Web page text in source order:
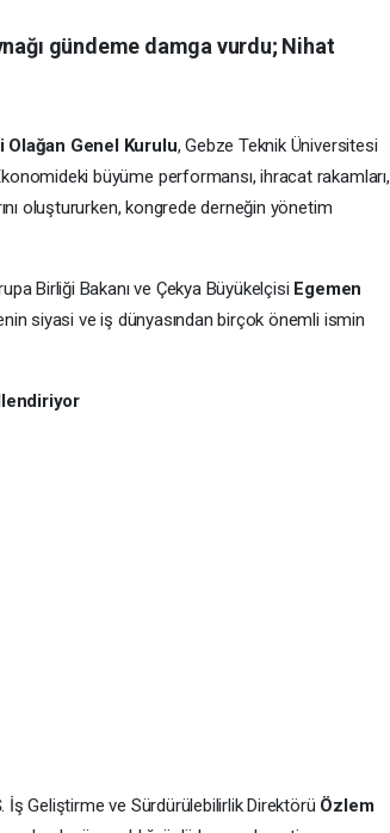
gündeme damga vurdu; Nihat
Olağan Genel Kurulu, Gebze Teknik Üniversitesi
büyüme performansı, ihracat rakamları,
oluştururken, kongrede derneğin yönetim
Birliği Bakanı ve Çekya Büyükelçisi Egemen
siyasi ve iş dünyasından birçok önemli ismin
İş Geliştirme ve Sürdürülebilirlik Direktörü Özlem